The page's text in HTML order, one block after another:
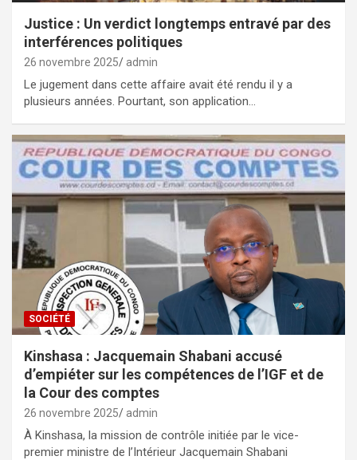
Justice : Un verdict longtemps entravé par des
interférences politiques
26 novembre 2025 admin
Le jugement dans cette affaire avait été rendu il y a
plusieurs années. Pourtant, son application…
SOCIÉTÉ
Kinshasa : Jacquemain Shabani accusé
d’empiéter sur les compétences de l’IGF et de
la Cour des comptes
26 novembre 2025 admin
À Kinshasa, la mission de contrôle initiée par le vice-
premier ministre de l’Intérieur Jacquemain Shabani